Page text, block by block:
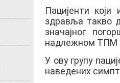
Пацијенти
здравља такво
значајног
надлежном ТПМ
У ову групу
наведених